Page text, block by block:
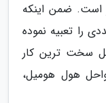
است. ضمن اینکه
را تعبیه نموده
سخت ترین کار
هول هومیل،